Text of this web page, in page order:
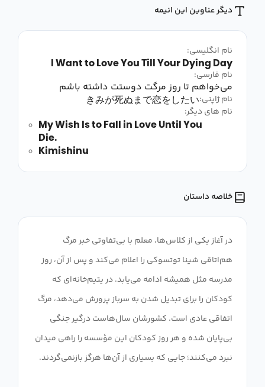
دیگر عناوین این انیمه
نام انگلیسی:
I Want to Love You Till Your Dying Day
نام فارسی:
می‌خواهم تا روز مرگت دوستت داشته باشم
نام ژاپنی:きみが死ぬまで恋をしたい
نام های دیگر:
My Wish Is to Fall in Love Until You
Die.
Kimishinu
خلاصه داستان
در آغاز یکی از کلاس‌ها، معلم با بی‌تفاوتی خبر مرگ
هم‌اتاقی شینا توتسوکی را اعلام می‌کند و پس از آن، روز
مدرسه مثل همیشه ادامه می‌یابد. در یتیم‌خانه‌ای که
کودکان را برای تبدیل شدن به سرباز پرورش می‌دهد، مرگ
اتفاقی عادی است. کشورشان سال‌هاست درگیر جنگی
بی‌پایان شده و هر روز کودکان این مؤسسه را راهی میدان